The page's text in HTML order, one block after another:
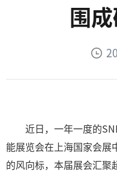
围
近日，一年一度的
能展览会在上海国家会展
的风向标，本届展会汇聚